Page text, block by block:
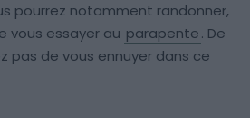
pourrez notamment randonner,
vous essayer au parapente. De
pas de vous ennuyer dans ce